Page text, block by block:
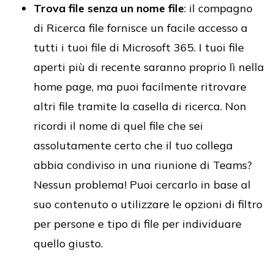
Trova file senza un nome file: il compagno
di Ricerca file fornisce un facile accesso a
tutti i tuoi file di Microsoft 365. I tuoi file
aperti più di recente saranno proprio lì nella
home page, ma puoi facilmente ritrovare
altri file tramite la casella di ricerca. Non
ricordi il nome di quel file che sei
assolutamente certo che il tuo collega
abbia condiviso in una riunione di Teams?
Nessun problema! Puoi cercarlo in base al
suo contenuto o utilizzare le opzioni di filtro
per persone e tipo di file per individuare
quello giusto.